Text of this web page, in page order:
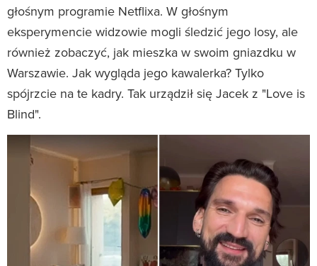
głośnym programie Netflixa. W głośnym
eksperymencie widzowie mogli śledzić jego losy, ale
również zobaczyć, jak mieszka w swoim gniazdku w
Warszawie. Jak wygląda jego kawalerka? Tylko
spójrzcie na te kadry. Tak urządził się Jacek z "Love is
Blind".